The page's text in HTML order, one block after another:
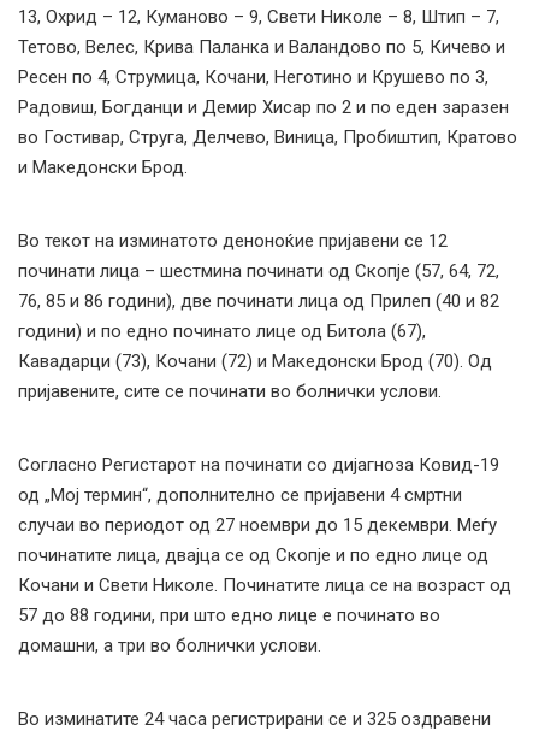
13, Охрид – 12, Куманово – 9, Свети Николе – 8, Штип – 7,
Тетово, Велес, Крива Паланка и Валандово по 5, Кичево и
Ресен по 4, Струмица, Кочани, Неготино и Крушево по 3,
Радовиш, Богданци и Демир Хисар по 2 и по еден заразен
во Гостивар, Струга, Делчево, Виница, Пробиштип, Кратово
и Македонски Брод.
Во текот на изминатото деноноќие пријавени се 12
починати лица – шестмина починати од Скопје (57, 64, 72,
76, 85 и 86 години), две починати лица од Прилеп (40 и 82
години) и по едно починато лице од Битола (67),
Кавадарци (73), Кочани (72) и Македонски Брод (70). Од
пријавените, сите се починати во болнички услови.
Согласно Регистарот на починати со дијагноза Ковид-19
од „Мој термин“, дополнително се пријавени 4 смртни
случаи во периодот од 27 ноември до 15 декември. Меѓу
починатите лица, двајца се од Скопје и по едно лице од
Кочани и Свети Николе. Починатите лица се на возраст од
57 до 88 години, при што едно лице е починато во
домашни, а три во болнички услови.
Во изминатите 24 часа регистрирани сe и 325 оздравени